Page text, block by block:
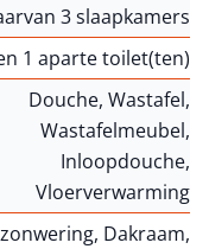
3 slaapkamers
1 aparte toilet(ten)
Douche, Wastafel,
Wastafelmeubel,
Inloopdouche,
Vloerverwarming
Dakraam,